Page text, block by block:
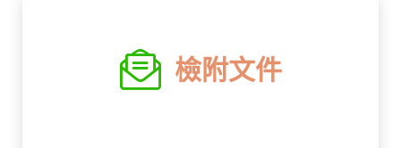
檢附文件